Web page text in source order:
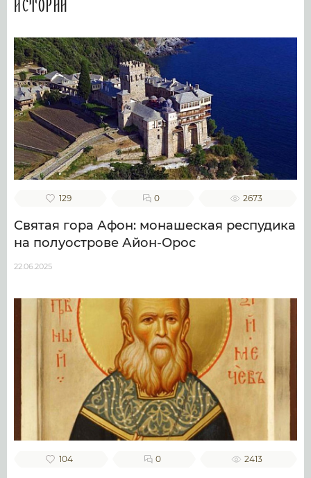
Истории
129 0 2673
Святая гора Афон: монашеская респудика
на полуострове Айон-Орос
22.06.2025
104 0 2413